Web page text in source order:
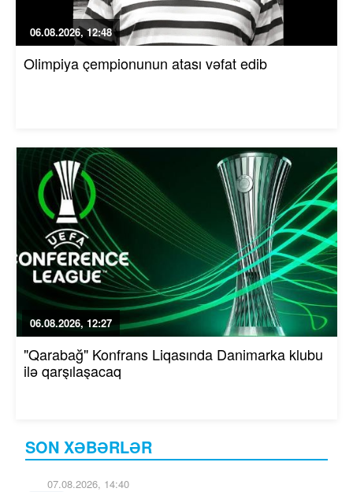
SON XƏBƏRLƏR
07.08.2026, 14:40
06.08.2026, 12:48
Olimpiya çempionunun atası vəfat edib
06.08.2026, 12:27
"Qarabağ" Konfrans Liqasında Danimarka klubu
ilə qarşılaşacaq